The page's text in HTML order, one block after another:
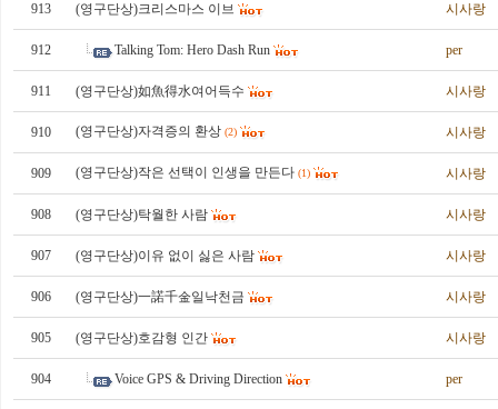
913 (영구단상)크리스마스 이브 시사랑
912 Talking Tom: Hero Dash Run per
911 (영구단상)如魚得水여어득수 시사랑
910 (영구단상)자격증의 환상 (2) 시사랑
909 (영구단상)작은 선택이 인생을 만든다 (1) 시사랑
908 (영구단상)탁월한 사람 시사랑
907 (영구단상)이유 없이 싫은 사람 시사랑
906 (영구단상)一諾千金일낙천금 시사랑
905 (영구단상)호감형 인간 시사랑
904 Voice GPS & Driving Direction per